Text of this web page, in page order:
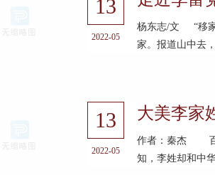
13
2022-05
杨东志/文 “移家
家。报道山中去
13
2022-05
大美李家
作者：秦杰 百
知，李姓却和中